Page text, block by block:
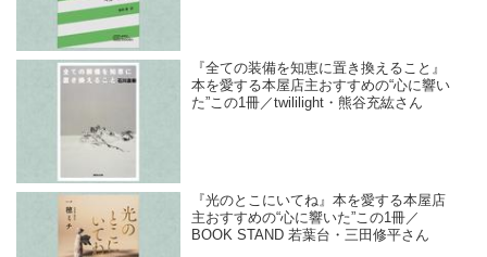
『全ての装備を知恵に置き換えること』
本を愛する本屋店主おすすめの“心に響い
た”この1冊／twililight・熊谷充紘さん
『光のとこにいてね』本を愛する本屋店
主おすすめの“心に響いた”この1冊／
BOOK STAND 若葉台・三田修平さん